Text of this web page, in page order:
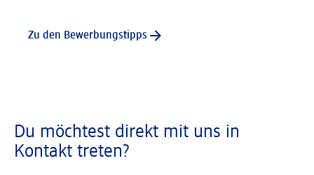
Zu den Bewerbungstipps
Du möchtest direkt mit uns in
Kontakt treten?